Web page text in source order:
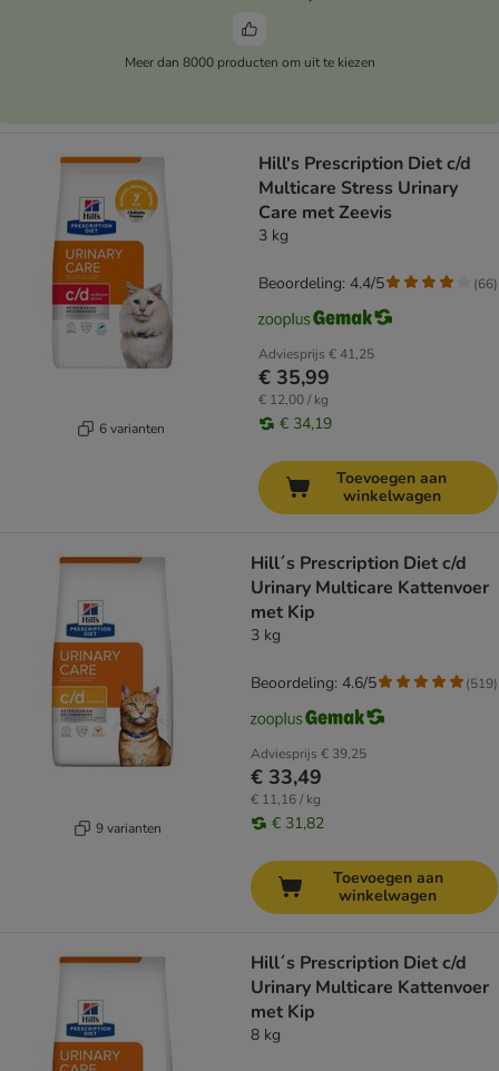
Meer dan 8000 producten om uit te kiezen
6 varianten
Hill's Prescription Diet c/d
Multicare Stress Urinary
Care met Zeevis
3 kg
Adviesprijs € 41,25
€ 35,99
€ 12,00 / kg
€ 34,19
Beoordeling: 4.4/5 (66)
Toevoegen aan
winkelwagen
9 varianten
Hill´s Prescription Diet c/d
Urinary Multicare Kattenvoer
met Kip
3 kg
Adviesprijs € 39,25
€ 33,49
€ 11,16 / kg
€ 31,82
Beoordeling: 4.6/5 (519)
Toevoegen aan
winkelwagen
Hill´s Prescription Diet c/d
Urinary Multicare Kattenvoer
met Kip
8 kg